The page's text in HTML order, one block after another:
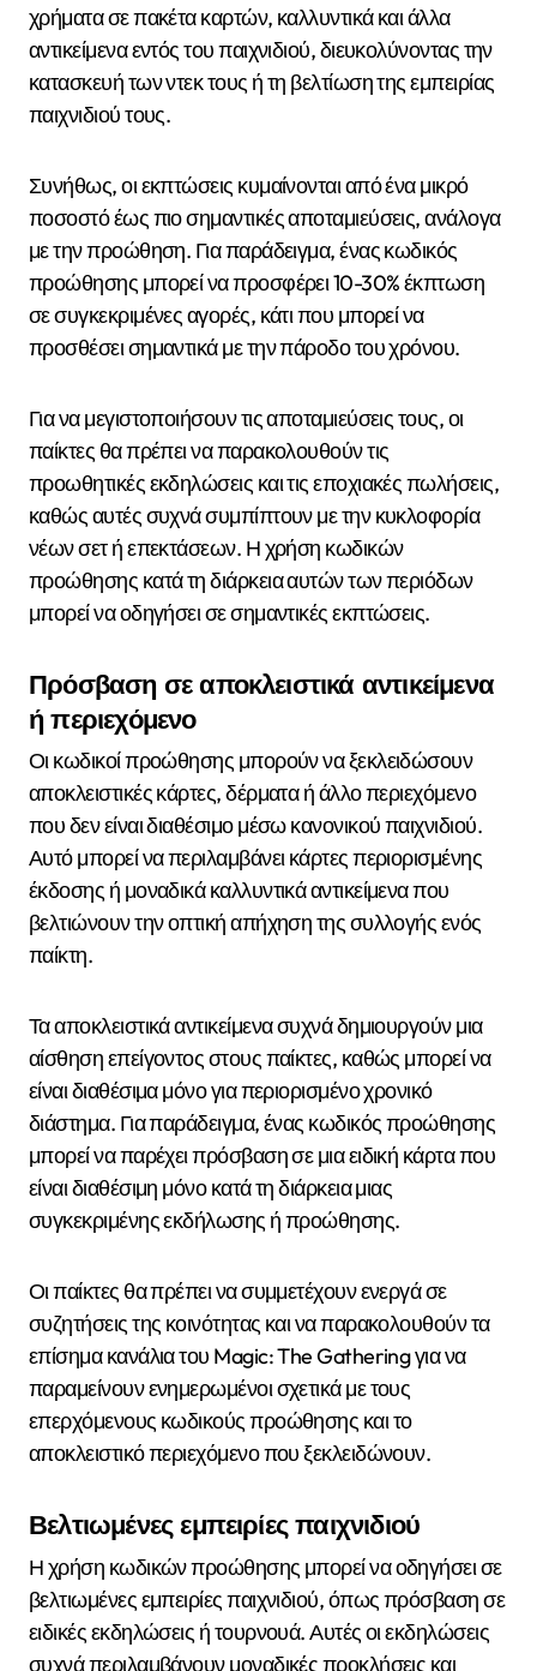
χρήματα σε πακέτα καρτών, καλλυντικά και άλλα
αντικείμενα εντός του παιχνιδιού, διευκολύνοντας την
κατασκευή των ντεκ τους ή τη βελτίωση της εμπειρίας
παιχνιδιού τους.
Συνήθως, οι εκπτώσεις κυμαίνονται από ένα μικρό
ποσοστό έως πιο σημαντικές αποταμιεύσεις, ανάλογα
με την προώθηση. Για παράδειγμα, ένας κωδικός
προώθησης μπορεί να προσφέρει 10-30% έκπτωση
σε συγκεκριμένες αγορές, κάτι που μπορεί να
προσθέσει σημαντικά με την πάροδο του χρόνου.
Για να μεγιστοποιήσουν τις αποταμιεύσεις τους, οι
παίκτες θα πρέπει να παρακολουθούν τις
προωθητικές εκδηλώσεις και τις εποχιακές πωλήσεις,
καθώς αυτές συχνά συμπίπτουν με την κυκλοφορία
νέων σετ ή επεκτάσεων. Η χρήση κωδικών
προώθησης κατά τη διάρκεια αυτών των περιόδων
μπορεί να οδηγήσει σε σημαντικές εκπτώσεις.
Πρόσβαση σε αποκλειστικά αντικείμενα
ή περιεχόμενο
Οι κωδικοί προώθησης μπορούν να ξεκλειδώσουν
αποκλειστικές κάρτες, δέρματα ή άλλο περιεχόμενο
που δεν είναι διαθέσιμο μέσω κανονικού παιχνιδιού.
Αυτό μπορεί να περιλαμβάνει κάρτες περιορισμένης
έκδοσης ή μοναδικά καλλυντικά αντικείμενα που
βελτιώνουν την οπτική απήχηση της συλλογής ενός
παίκτη.
Τα αποκλειστικά αντικείμενα συχνά δημιουργούν μια
αίσθηση επείγοντος στους παίκτες, καθώς μπορεί να
είναι διαθέσιμα μόνο για περιορισμένο χρονικό
διάστημα. Για παράδειγμα, ένας κωδικός προώθησης
μπορεί να παρέχει πρόσβαση σε μια ειδική κάρτα που
είναι διαθέσιμη μόνο κατά τη διάρκεια μιας
συγκεκριμένης εκδήλωσης ή προώθησης.
Οι παίκτες θα πρέπει να συμμετέχουν ενεργά σε
συζητήσεις της κοινότητας και να παρακολουθούν τα
επίσημα κανάλια του Magic: The Gathering για να
παραμείνουν ενημερωμένοι σχετικά με τους
επερχόμενους κωδικούς προώθησης και το
αποκλειστικό περιεχόμενο που ξεκλειδώνουν.
Βελτιωμένες εμπειρίες παιχνιδιού
Η χρήση κωδικών προώθησης μπορεί να οδηγήσει σε
βελτιωμένες εμπειρίες παιχνιδιού, όπως πρόσβαση σε
ειδικές εκδηλώσεις ή τουρνουά. Αυτές οι εκδηλώσεις
συχνά περιλαμβάνουν μοναδικές προκλήσεις και